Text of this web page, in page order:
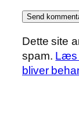
Dette site
spam. Læs
bliver